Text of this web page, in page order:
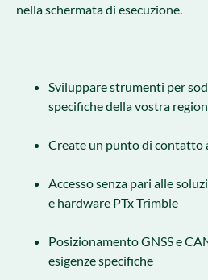
nella schermata di esecuzione.
Sviluppare strumenti per
specifiche della vostra
Create un punto di contatto
Accesso senza pari alle
e hardware PTx Trimble
Posizionamento GNSS e
esigenze specifiche